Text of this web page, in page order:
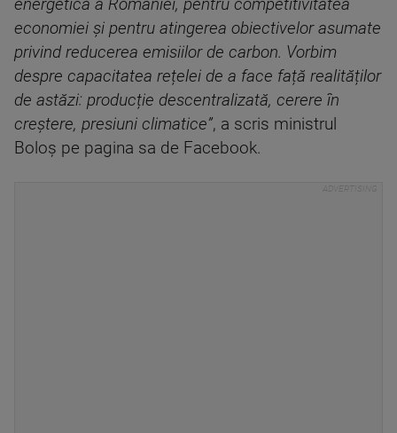
energetică a României, pentru competitivitatea
economiei și pentru atingerea obiectivelor asumate
privind reducerea emisiilor de carbon. Vorbim
despre capacitatea rețelei de a face față realităților
de astăzi: producție descentralizată, cerere în
creștere, presiuni climatice”, a scris ministrul
Boloș pe pagina sa de Facebook.